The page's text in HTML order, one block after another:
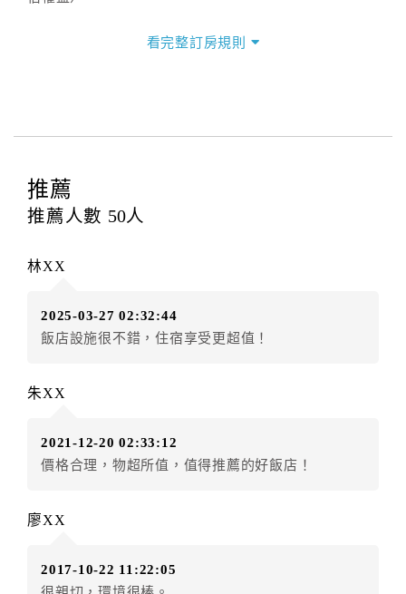
四、訂單異動
提出申辦不得異動訂單。
每筆訂單異動限定
辦理取消退款。
房者應補足差額。（限原訂飯店）
房者不得要求退其差額。（限原訂飯店）
額6個月
．訂房者使用「保留住宿金額」時，請注意！為避免飯
店客滿，敬請及早計畫，如逾時未提出申辦，視同無條
．每筆訂單異動限定乙次，限原訂飯店，異動完成後不
訂房者應補足差額。 限原訂飯店
看完整訂房規則
推薦
推薦人數 50人
林XX
2025-03-27 02:32:44
飯店設施很不錯，住宿享受更超值！
朱XX
2021-12-20 02:33:12
價格合理，物超所值，值得推薦的好飯店！
廖XX
2017-10-22 11:22:05